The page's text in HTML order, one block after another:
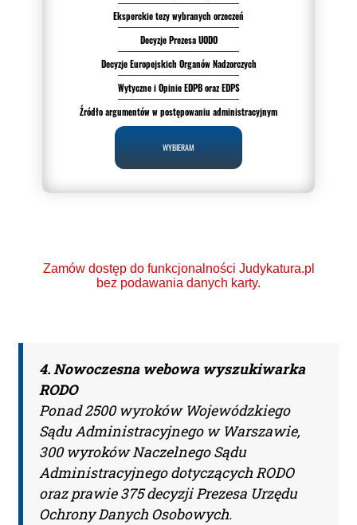
Eksperckie tezy wybranych orzeczeń
Decyzje Prezesa UODO
Decyzje Europejskich Organów Nadzorczych
Wytyczne i Opinie EDPB oraz EDPS
Źródło argumentów w postępowaniu administracyjnym
WYBIERAM
Zamów dostęp do funkcjonalności Judykatura.pl
bez podawania danych karty.
Ponad 2000 orzeczeń
o Ochronie Danych
Osobowych (RODO).
Codzienna aktualizacja
bazy orzeczeń.
4. Nowoczesna webowa wyszukiwarka
RODO
Ponad 2500 wyroków Wojewódzkiego
Sądu Administracyjnego w Warszawie,
300 wyroków Naczelnego Sądu
Administracyjnego dotyczących RODO
oraz prawie 375 decyzji Prezesa Urzędu
Ochrony Danych Osobowych.